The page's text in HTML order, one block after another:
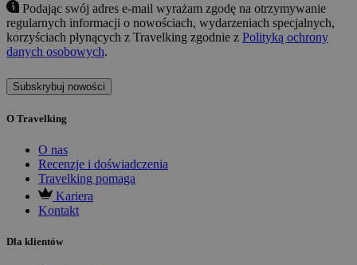
Podając swój adres e-mail wyrażam zgodę na otrzymywanie
regularnych informacji o nowościach, wydarzeniach specjalnych,
korzyściach płynących z Travelking zgodnie z Polityką ochrony
danych osobowych.
Subskrybuj nowości
O Travelking
O nas
Recenzje i doświadczenia
Travelking pomaga
Kariera
Kontakt
Dla klientów